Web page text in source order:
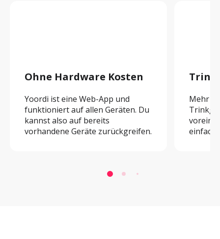
Ohne Hardware Kosten
Yoordi ist eine Web-App und
funktioniert auf allen Geräten. Du
kannst also auf bereits
vorhandene Geräte zurückgreifen.
Mehr
einfach